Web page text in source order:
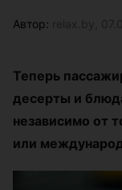
Автор:
Теперь
десерты и
независимо от
или